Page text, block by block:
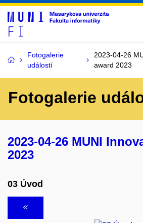
Fotogalerie
událostí
2023-04-26
award 2023
Fotogalerie
2023-04-26 MUNI
2023
03 Úvod